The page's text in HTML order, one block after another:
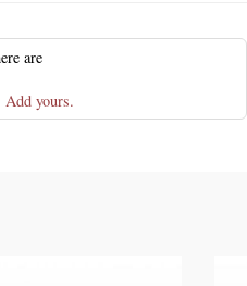
Add yours.